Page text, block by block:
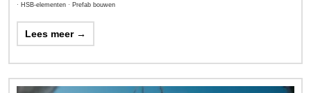
· HSB-elementen · Prefab bouwen
Lees meer →